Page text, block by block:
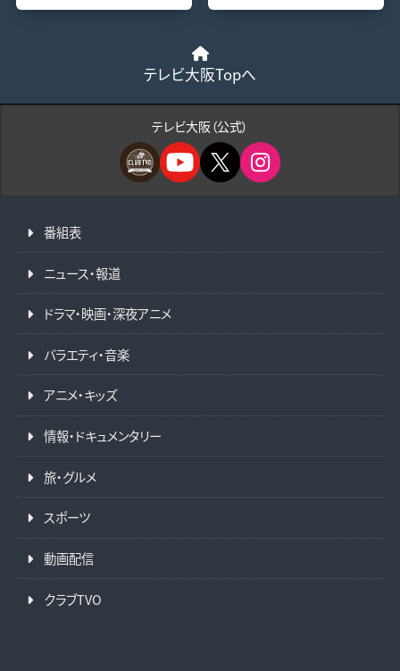
テレビ大阪Topへ
テレビ大阪（公式）
番組表
ニュース・報道
ドラマ・映画・深夜アニメ
バラエティ・音楽
アニメ・キッズ
情報・ドキュメンタリー
旅・グルメ
スポーツ
動画配信
クラブTVO